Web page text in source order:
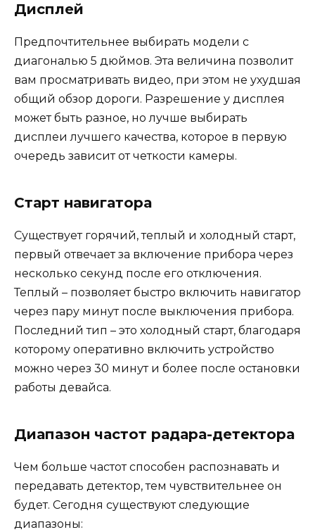
Дисплей
Предпочтительнее выбирать модели с
диагональю 5 дюймов. Эта величина позволит
вам просматривать видео, при этом не ухудшая
общий обзор дороги. Разрешение у дисплея
может быть разное, но лучше выбирать
дисплеи лучшего качества, которое в первую
очередь зависит от четкости камеры.
Старт навигатора
Существует горячий, теплый и холодный старт,
первый отвечает за включение прибора через
несколько секунд после его отключения.
Теплый – позволяет быстро включить навигатор
через пару минут после выключения прибора.
Последний тип – это холодный старт, благодаря
которому оперативно включить устройство
можно через 30 минут и более после остановки
работы девайса.
Диапазон частот радара-детектора
Чем больше частот способен распознавать и
передавать детектор, тем чувствительнее он
будет. Сегодня существуют следующие
диапазоны: